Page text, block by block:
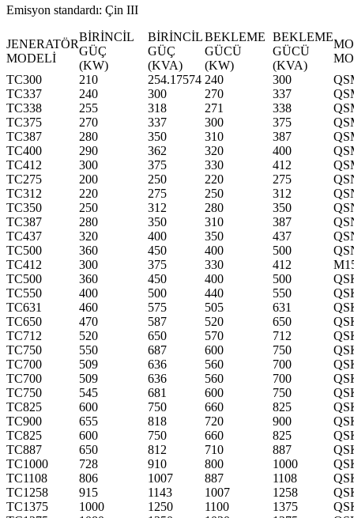
Emisyon standardı: Çin III
JENERATÖR
MODELİ
BİRİNCİL
GÜÇ
BİRİNCİL
GÜÇ
BEKLEME
GÜCÜ
BEKLEME
GÜCÜ
(KW) (KVA) (KW)
(KVA)
TC300
210 254.17574 240 300
TC337
240 300 270 337
TC338
255 318 271 338
TC375
270 337 300 375
TC387
280 350 310 387
TC400
290 362 320 400
TC412
300 375 330 412
TC275
200 250 220 275
TC312
220 275 250 312
TC350
250 312 280 350
TC387
280 350 310 387
TC437
320 400 350 437
TC500
360 450 400 500
TC412
300 375 330 412
TC500
360 450 400 500
TC550
400 500 440 550
TC631
460 575 505 631
TC650
470 587 520 650
TC712
520 650 570 712
TC750
550 687 600 750
TC700
509 636 560 700
TC700
509 636 560 700
TC750
545 681 600 750
TC825
600 750 660 825
TC900
655 818 720 900
TC825
600 750 660 825
TC887
650 812 710 887
TC1000
728 910 800 1000
TC1108
806 1007 887 1108
TC1258
915 1143 1007 1258
TC1375
1000 1250 1100 1375